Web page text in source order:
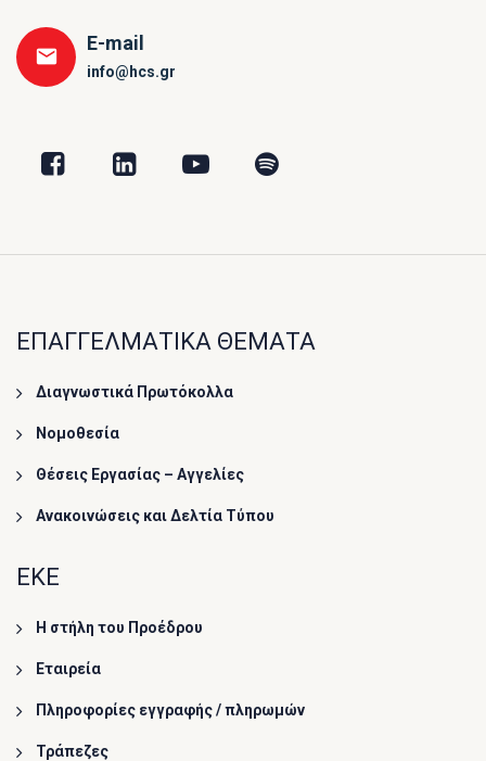
E-mail
info@hcs.gr
ΕΠΑΓΓΕΛΜΑΤΙΚΑ ΘΕΜΑΤΑ
Διαγνωστικά Πρωτόκολλα
Νομοθεσία
Θέσεις Εργασίας – Αγγελίες
Ανακοινώσεις και Δελτία Τύπου
ΕΚΕ
Η στήλη του Προέδρου
Εταιρεία
Πληροφορίες εγγραφής / πληρωμών
Τράπεζες